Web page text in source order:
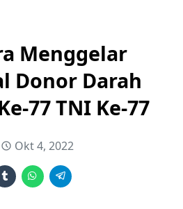
Menggelar
Donor Darah
77 TNI Ke-77
Okt 4, 2022